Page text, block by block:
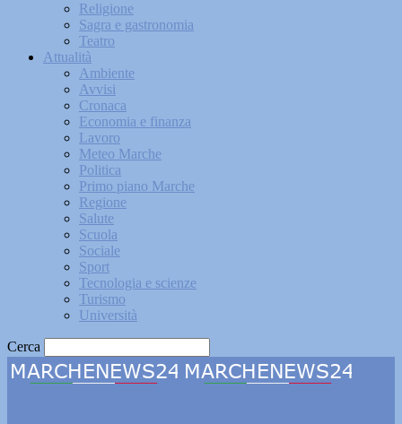
Religione
Sagra e gastronomia
Teatro
Attualità
Ambiente
Avvisi
Cronaca
Economia e finanza
Lavoro
Meteo Marche
Politica
Primo piano Marche
Regione
Salute
Scuola
Sociale
Sport
Tecnologia e scienze
Turismo
Università
Cerca